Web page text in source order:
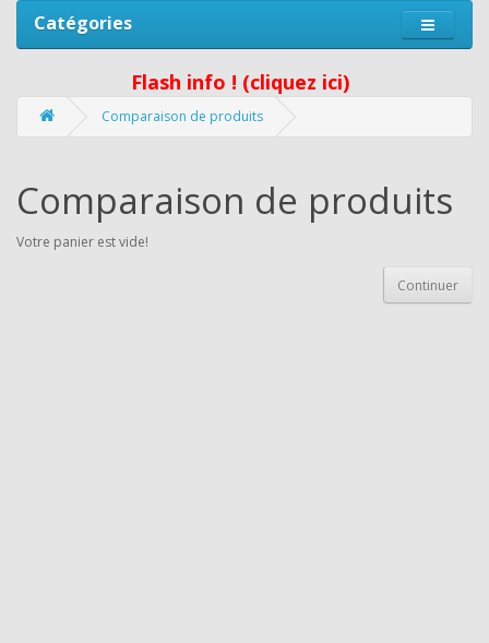
Catégories
Flash info ! (cliquez ici)
Comparaison de produits
Comparaison de produits
Votre panier est vide!
Continuer